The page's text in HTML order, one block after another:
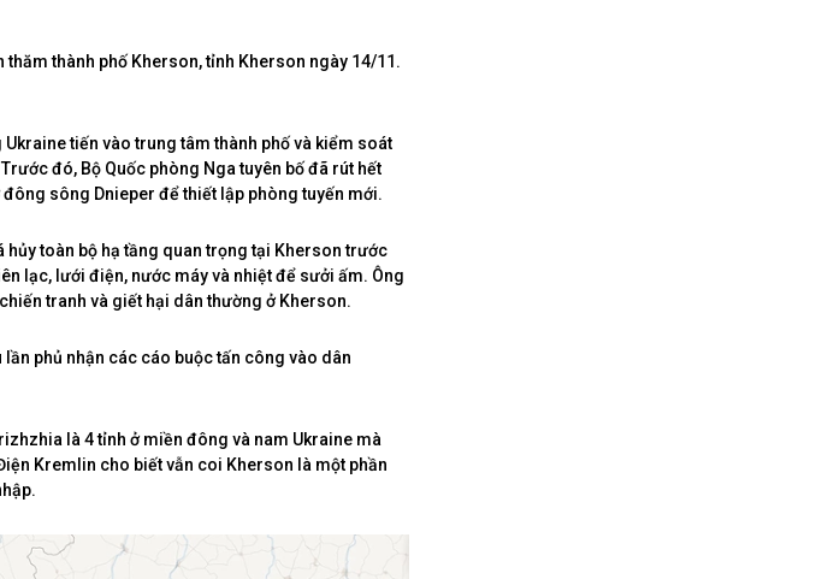
thành phố Kherson, tỉnh Kherson ngày 14/11.
tiến vào trung tâm thành phố và kiểm soát
đó, Bộ Quốc phòng Nga tuyên bố đã rút hết
sông Dnieper để thiết lập phòng tuyến mới.
toàn bộ hạ tầng quan trọng tại Kherson trước
lạc, lưới điện, nước máy và nhiệt để sưởi ấm. Ông
tranh và giết hại dân thường ở Kherson.
phủ nhận các cáo buộc tấn công vào dân
là 4 tỉnh ở miền đông và nam Ukraine mà
Kremlin cho biết vẫn coi Kherson là một phần